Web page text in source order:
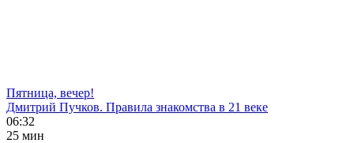
Пятница, вечер!
Дмитрий Пучков. Правила знакомства в 21 веке
06:32
25 мин